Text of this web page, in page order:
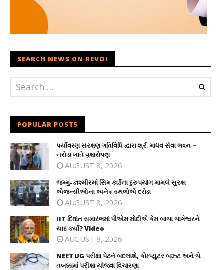
SEARCH NEWS ON REVOI
POPULAR POSTS
પર્યાવરણ સંરક્ષણ ગતિવિધિ દ્વારા શ્રી માધવ સેવા ભવન –
નરોડા ખાતે વૃક્ષારોપણ
AUGUST 8, 2026
જમ્મુ-કાશ્મીરમાં સિમ કાર્ડના દુરુપયોગ મામલે સુરક્ષા
એજન્સીઓના અનેક સ્થળોએ દરોડા
AUGUST 8, 2026
IIT દિક્ષાંત સમારંભમાં પીએમ મોદીએ કેમ બાબા બાગેશ્વરને
યાદ કર્યા? Video
AUGUST 8, 2026
NEET UG પરીક્ષા પેટર્ન બદલાશે, કોમ્પ્યુટર બઝ્ટ અને બે
તબક્કામાં પરીક્ષા યોજવા વિચારણા